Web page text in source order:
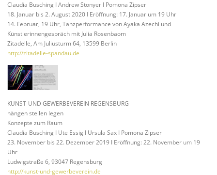
Claudia Busching I Andrew Stonyer I Pomona Zipser
18. Januar bis 2. August 2020 I Eröffnung: 17. Januar um 19 Uhr
14. Februar, 19 Uhr, Tanzperformance von Ayaka Azechi und
Künstlerinnengespräch mit Julia Rosenbaom
Zitadelle, Am Juliusturm 64, 13599 Berlin
http://zitadelle-spandau.de
KUNST-UND GEWERBEVEREIN REGENSBURG
hängen stellen legen
Konzepte zum Raum
Claudia Busching I Ute Essig I Ursula Sax I Pomona Zipser
23. November bis 22. Dezember 2019 I Eröffnung: 22. November um 19
Uhr
Ludwigstraße 6, 93047 Regensburg
http://kunst-und-gewerbeverein.de